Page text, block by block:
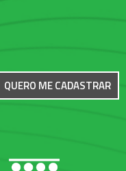
QUERO ME CADASTRAR